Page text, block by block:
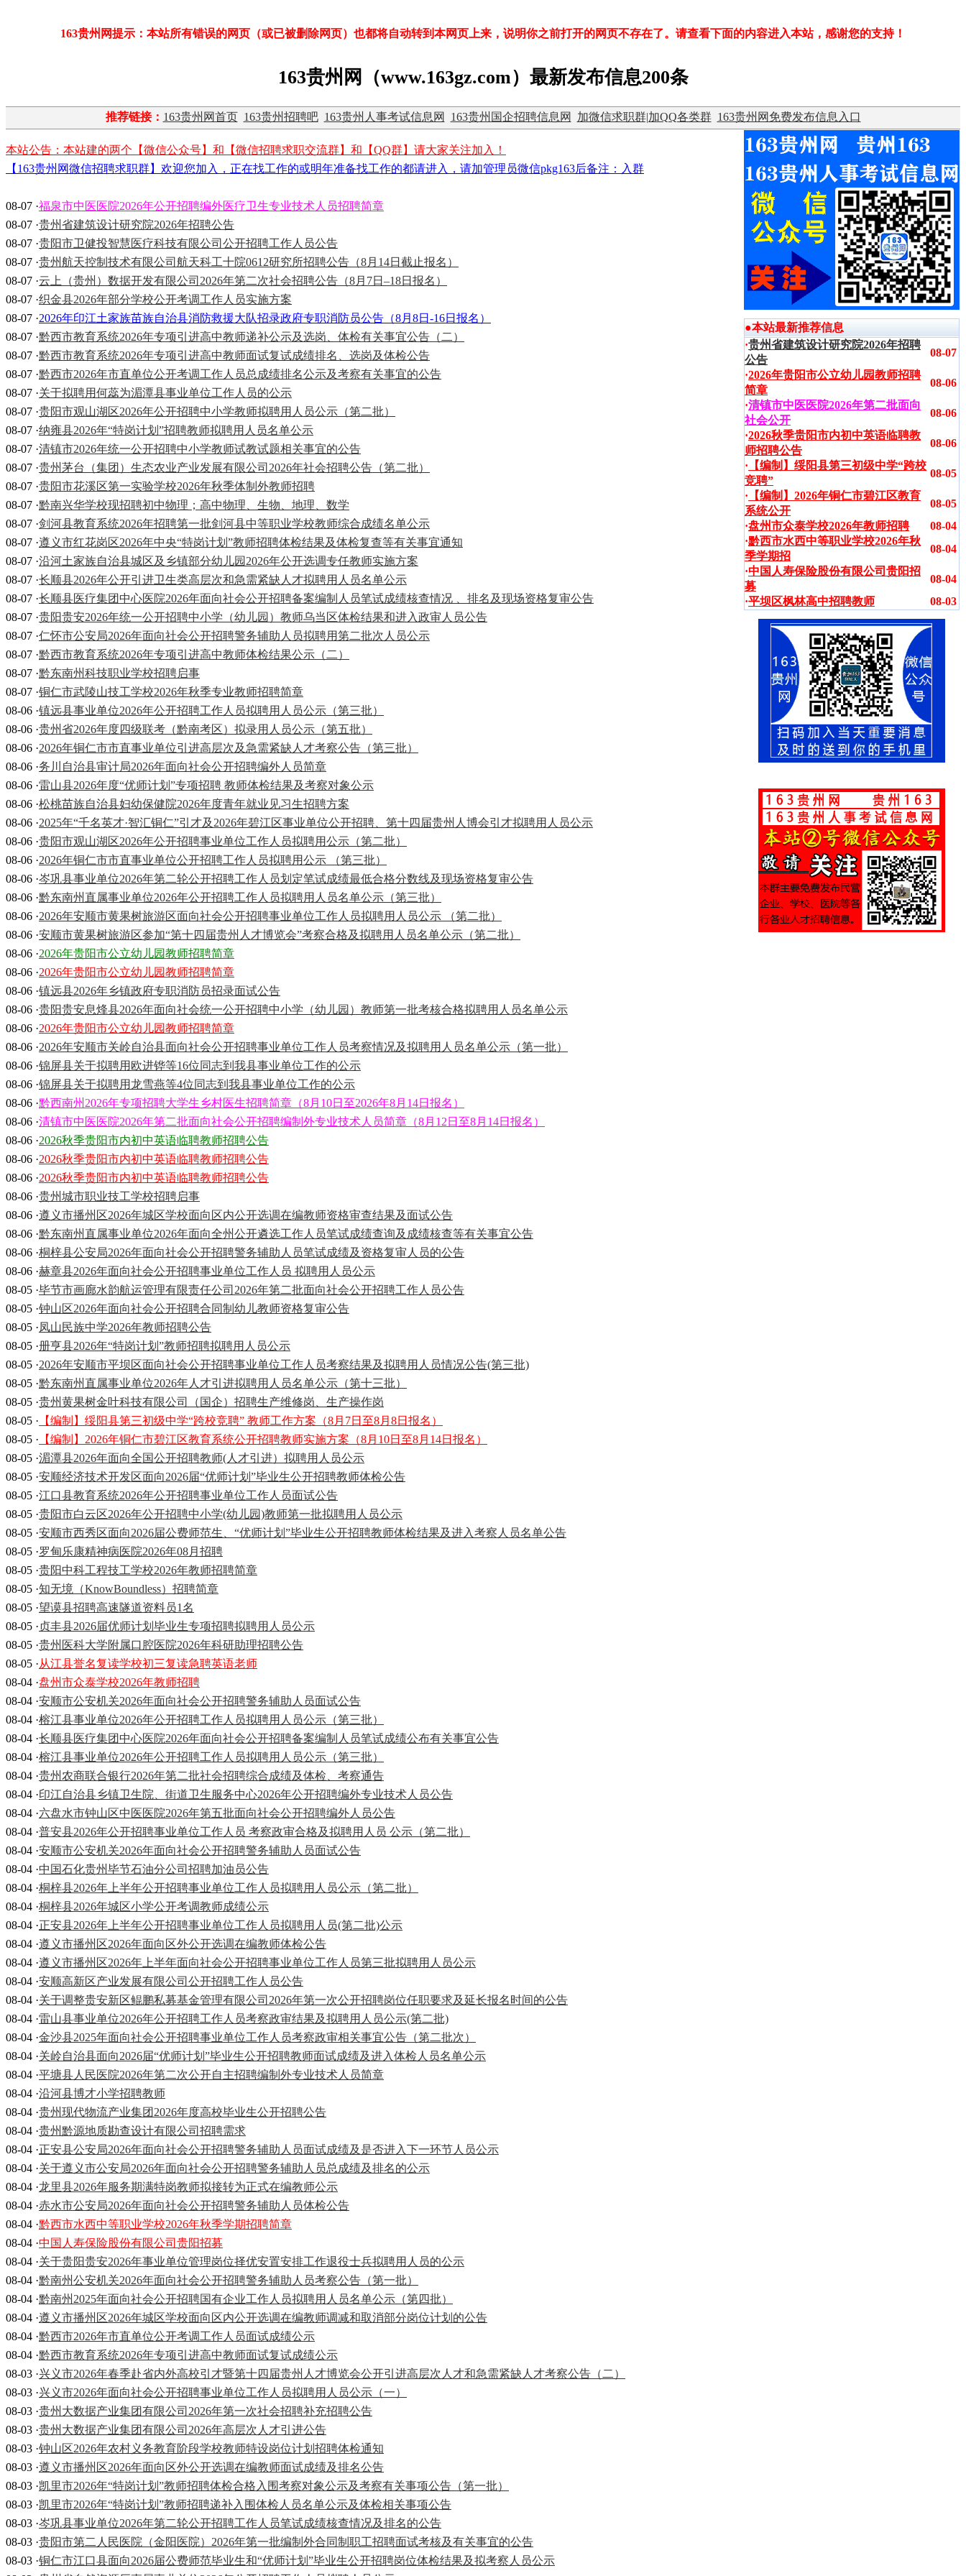
163贵州网提示：本站所有错误的网页（或已被删除网页）也都将自动转到本网页上来，说明你之前打开的网页不存在了。请查看下面的内容进入本站，感谢您的支持！
163贵州网（www.163gz.com）最新发布信息200条
推荐链接： 163贵州网首页 163贵州招聘吧 163贵州人事考试信息网 163贵州国企招聘信息网 加微信求职群|加QQ各类群 163贵州网免费发布信息入口
●本站最新推荐信息
·贵州省建筑设计研究院2026年招聘
公告
08-07
·2026年贵阳市公立幼儿园教师招聘
简章
08-06
·清镇市中医医院2026年第二批面向
社会公开
08-06
·2026秋季贵阳市内初中英语临聘教
师招聘公告
08-06
· 【编制】绥阳县第三初级中学“跨校
竞聘”
08-05
· 【编制】2026年铜仁市碧江区教育
系统公开
08-05
·盘州市众泰学校2026年教师招聘
08-04
·黔西市水西中等职业学校2026年秋
季学期招
08-04
·中国人寿保险股份有限公司贵阳招
募
08-04
·平坝区枫林高中招聘教师 08-03
本站公告：本站建的两个【微信公众号】和【微信招聘求职交流群】和【QQ群】请大家关注加入！
【163贵州网微信招聘求职群】欢迎您加入，正在找工作的或明年准备找工作的都请进入，请加管理员微信pkg163后备注：入群
08-07 ·福泉市中医医院2026年公开招聘编外医疗卫生专业技术人员招聘简章
08-07 ·贵州省建筑设计研究院2026年招聘公告
08-07 ·贵阳市卫健投智慧医疗科技有限公司公开招聘工作人员公告
08-07 ·贵州航天控制技术有限公司航天科工十院0612研究所招聘公告（8月14日截止报名）
08-07 ·云上（贵州）数据开发有限公司2026年第二次社会招聘公告（8月7日–18日报名）
08-07 ·织金县2026年部分学校公开考调工作人员实施方案
08-07 ·2026年印江土家族苗族自治县消防救援大队招录政府专职消防员公告（8月8日-16日报名）
08-07 ·黔西市教育系统2026年专项引进高中教师递补公示及选岗、体检有关事宜公告（二）
08-07 ·黔西市教育系统2026年专项引进高中教师面试复试成绩排名、选岗及体检公告
08-07 ·黔西市2026年市直单位公开考调工作人员总成绩排名公示及考察有关事宜的公告
08-07 ·关于拟聘用何蕊为湄潭县事业单位工作人员的公示
08-07 ·贵阳市观山湖区2026年公开招聘中小学教师拟聘用人员公示（第二批）
08-07 ·纳雍县2026年“特岗计划”招聘教师拟聘用人员名单公示
08-07 ·清镇市2026年统一公开招聘中小学教师试教试题相关事宜的公告
08-07 ·贵州茅台（集团）生态农业产业发展有限公司2026年社会招聘公告（第二批）
08-07 ·贵阳市花溪区第一实验学校2026年秋季体制外教师招聘
08-07 ·黔南兴华学校现招聘初中物理；高中物理、生物、地理、数学
08-07 ·剑河县教育系统2026年招聘第一批剑河县中等职业学校教师综合成绩名单公示
08-07 ·遵义市红花岗区2026年中央“特岗计划”教师招聘体检结果及体检复查等有关事宜通知
08-07 ·沿河土家族自治县城区及乡镇部分幼儿园2026年公开选调专任教师实施方案
08-07 ·长顺县2026年公开引进卫生类高层次和急需紧缺人才拟聘用人员名单公示
08-07 ·长顺县医疗集团中心医院2026年面向社会公开招聘备案编制人员笔试成绩核查情况 、排名及现场资格复审公告
08-07 ·贵阳贵安2026年统一公开招聘中小学（幼儿园）教师乌当区体检结果和进入政审人员公告
08-07 ·仁怀市公安局2026年面向社会公开招聘警务辅助人员拟聘用第二批次人员公示
08-07 ·黔西市教育系统2026年专项引进高中教师体检结果公示（二）
08-07 ·黔东南州科技职业学校招聘启事
08-07 ·铜仁市武陵山技工学校2026年秋季专业教师招聘简章
08-06 ·镇远县事业单位2026年公开招聘工作人员拟聘用人员公示（第三批）
08-06 ·贵州省2026年度四级联考（黔南考区）拟录用人员公示（第五批）
08-06 ·2026年铜仁市市直事业单位引进高层次及急需紧缺人才考察公告（第三批）
08-06 ·务川自治县审计局2026年面向社会公开招聘编外人员简章
08-06 ·雷山县2026年度“优师计划”专项招聘 教师体检结果及考察对象公示
08-06 ·松桃苗族自治县妇幼保健院2026年度青年就业见习生招聘方案
08-06 ·2025年“千名英才·智汇铜仁”引才及2026年碧江区事业单位公开招聘、第十四届贵州人博会引才拟聘用人员公示
08-06 ·贵阳市观山湖区2026年公开招聘事业单位工作人员拟聘用公示（第二批）
08-06 ·2026年铜仁市市直事业单位公开招聘工作人员拟聘用公示 （第三批）
08-06 ·岑巩县事业单位2026年第二轮公开招聘工作人员划定笔试成绩最低合格分数线及现场资格复审公告
08-06 ·黔东南州直属事业单位2026年公开招聘工作人员拟聘用人员名单公示（第三批）
08-06 ·2026年安顺市黄果树旅游区面向社会公开招聘事业单位工作人员拟聘用人员公示 （第二批）
08-06 ·安顺市黄果树旅游区参加“第十四届贵州人才博览会”考察合格及拟聘用人员名单公示（第二批）
08-06 ·2026年贵阳市公立幼儿园教师招聘简章
08-06 ·2026年贵阳市公立幼儿园教师招聘简章
08-06 ·镇远县2026年乡镇政府专职消防员招录面试公告
08-06 ·贵阳贵安息烽县2026年面向社会统一公开招聘中小学（幼儿园）教师第一批考核合格拟聘用人员名单公示
08-06 ·2026年贵阳市公立幼儿园教师招聘简章
08-06 ·2026年安顺市关岭自治县面向社会公开招聘事业单位工作人员考察情况及拟聘用人员名单公示（第一批）
08-06 ·锦屏县关于拟聘用欧进铧等16位同志到我县事业单位工作的公示
08-06 ·锦屏县关于拟聘用龙雪燕等4位同志到我县事业单位工作的公示
08-06 ·黔西南州2026年专项招聘大学生乡村医生招聘简章（8月10日至2026年8月14日报名）
08-06 ·清镇市中医医院2026年第二批面向社会公开招聘编制外专业技术人员简章（8月12日至8月14日报名）
08-06 ·2026秋季贵阳市内初中英语临聘教师招聘公告
08-06 ·2026秋季贵阳市内初中英语临聘教师招聘公告
08-06 ·2026秋季贵阳市内初中英语临聘教师招聘公告
08-06 ·贵州城市职业技工学校招聘启事
08-06 ·遵义市播州区2026年城区学校面向区内公开选调在编教师资格审查结果及面试公告
08-06 ·黔东南州直属事业单位2026年面向全州公开遴选工作人员笔试成绩查询及成绩核查等有关事宜公告
08-06 ·桐梓县公安局2026年面向社会公开招聘警务辅助人员笔试成绩及资格复审人员的公告
08-06 ·赫章县2026年面向社会公开招聘事业单位工作人员 拟聘用人员公示
08-05 ·毕节市画廊水韵航运管理有限责任公司2026年第二批面向社会公开招聘工作人员公告
08-05 ·钟山区2026年面向社会公开招聘合同制幼儿教师资格复审公告
08-05 ·凤山民族中学2026年教师招聘公告
08-05 ·册亨县2026年“特岗计划”教师招聘拟聘用人员公示
08-05 ·2026年安顺市平坝区面向社会公开招聘事业单位工作人员考察结果及拟聘用人员情况公告(第三批)
08-05 ·黔东南州直属事业单位2026年人才引进拟聘用人员名单公示（第十三批）
08-05 ·贵州黄果树金叶科技有限公司（国企）招聘生产维修岗、生产操作岗
08-05 · 【编制】绥阳县第三初级中学“跨校竞聘” 教师工作方案（8月7日至8月8日报名）
08-05 · 【编制】2026年铜仁市碧江区教育系统公开招聘教师实施方案（8月10日至8月14日报名）
08-05 ·湄潭县2026年面向全国公开招聘教师(人才引进）拟聘用人员公示
08-05 ·安顺经济技术开发区面向2026届“优师计划”毕业生公开招聘教师体检公告
08-05 ·江口县教育系统2026年公开招聘事业单位工作人员面试公告
08-05 ·贵阳市白云区2026年公开招聘中小学(幼儿园)教师第一批拟聘用人员公示
08-05 ·安顺市西秀区面向2026届公费师范生、“优师计划”毕业生公开招聘教师体检结果及进入考察人员名单公告
08-05 ·罗甸乐康精神病医院2026年08月招聘
08-05 ·贵阳中科工程技工学校2026年教师招聘简章
08-05 ·知无境（KnowBoundless）招聘简章
08-05 ·望谟县招聘高速隧道资料员1名
08-05 ·贞丰县2026届优师计划毕业生专项招聘拟聘用人员公示
08-05 ·贵州医科大学附属口腔医院2026年科研助理招聘公告
08-05 ·从江县誉名复读学校初三复读急聘英语老师
08-04 ·盘州市众泰学校2026年教师招聘
08-04 ·安顺市公安机关2026年面向社会公开招聘警务辅助人员面试公告
08-04 ·榕江县事业单位2026年公开招聘工作人员拟聘用人员公示（第三批）
08-04 ·长顺县医疗集团中心医院2026年面向社会公开招聘备案编制人员笔试成绩公布有关事宜公告
08-04 ·榕江县事业单位2026年公开招聘工作人员拟聘用人员公示（第三批）
08-04 ·贵州农商联合银行2026年第二批社会招聘综合成绩及体检、考察通告
08-04 ·印江自治县乡镇卫生院、街道卫生服务中心2026年公开招聘编外专业技术人员公告
08-04 ·六盘水市钟山区中医医院2026年第五批面向社会公开招聘编外人员公告
08-04 ·普安县2026年公开招聘事业单位工作人员 考察政审合格及拟聘用人员 公示（第二批）
08-04 ·安顺市公安机关2026年面向社会公开招聘警务辅助人员面试公告
08-04 ·中国石化贵州毕节石油分公司招聘加油员公告
08-04 ·桐梓县2026年上半年公开招聘事业单位工作人员拟聘用人员公示（第二批）
08-04 ·桐梓县2026年城区小学公开考调教师成绩公示
08-04 ·正安县2026年上半年公开招聘事业单位工作人员拟聘用人员(第二批)公示
08-04 ·遵义市播州区2026年面向区外公开选调在编教师体检公告
08-04 ·遵义市播州区2026年上半年面向社会公开招聘事业单位工作人员第三批拟聘用人员公示
08-04 ·安顺高新区产业发展有限公司公开招聘工作人员公告
08-04 ·关于调整贵安新区鲲鹏私募基金管理有限公司2026年第一次公开招聘岗位任职要求及延长报名时间的公告
08-04 ·雷山县事业单位2026年公开招聘工作人员考察政审结果及拟聘用人员公示(第二批)
08-04 ·金沙县2025年面向社会公开招聘事业单位工作人员考察政审相关事宜公告（第二批次）
08-04 ·关岭自治县面向2026届“优师计划”毕业生公开招聘教师面试成绩及进入体检人员名单公示
08-04 ·平塘县人民医院2026年第二次公开自主招聘编制外专业技术人员简章
08-04 ·沿河县博才小学招聘教师
08-04 ·贵州现代物流产业集团2026年度高校毕业生公开招聘公告
08-04 ·贵州黔源地质勘查设计有限公司招聘需求
08-04 ·正安县公安局2026年面向社会公开招聘警务辅助人员面试成绩及是否进入下一环节人员公示
08-04 ·关于遵义市公安局2026年面向社会公开招聘警务辅助人员总成绩及排名的公示
08-04 ·龙里县2026年服务期满特岗教师拟接转为正式在编教师公示
08-04 ·赤水市公安局2026年面向社会公开招聘警务辅助人员体检公告
08-04 ·黔西市水西中等职业学校2026年秋季学期招聘简章
08-04 ·中国人寿保险股份有限公司贵阳招募
08-04 ·关于贵阳贵安2026年事业单位管理岗位择优安置安排工作退役士兵拟聘用人员的公示
08-04 ·黔南州公安机关2026年面向社会公开招聘警务辅助人员考察公告（第一批）
08-04 ·黔南州2025年面向社会公开招聘国有企业工作人员拟聘用人员名单公示（第四批）
08-04 ·遵义市播州区2026年城区学校面向区内公开选调在编教师调减和取消部分岗位计划的公告
08-04 ·黔西市2026年市直单位公开考调工作人员面试成绩公示
08-04 ·黔西市教育系统2026年专项引进高中教师面试复试成绩公示
08-03 ·兴义市2026年春季赴省内外高校引才暨第十四届贵州人才博览会公开引进高层次人才和急需紧缺人才考察公告（二）
08-03 ·兴义市2026年面向社会公开招聘事业单位工作人员拟聘用人员公示（一）
08-03 ·贵州大数据产业集团有限公司2026年第一次社会招聘补充招聘公告
08-03 ·贵州大数据产业集团有限公司2026年高层次人才引进公告
08-03 ·钟山区2026年农村义务教育阶段学校教师特设岗位计划招聘体检通知
08-03 ·遵义市播州区2026年面向区外公开选调在编教师面试成绩及排名公告
08-03 ·凯里市2026年“特岗计划”教师招聘体检合格入围考察对象公示及考察有关事项公告（第一批）
08-03 ·凯里市2026年“特岗计划”教师招聘递补入围体检人员名单公示及体检相关事项公告
08-03 ·岑巩县事业单位2026年第二轮公开招聘工作人员笔试成绩核查情况及排名的公告
08-03 ·贵阳市第二人民医院（金阳医院）2026年第一批编制外合同制职工招聘面试考核及有关事宜的公告
08-03 ·铜仁市江口县面向2026届公费师范毕业生和“优师计划”毕业生公开招聘岗位体检结果及拟考察人员公示